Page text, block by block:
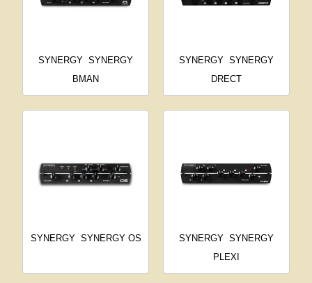
SYNERGY SYNERGY
BMAN
SYNERGY SYNERGY
DRECT
SYNERGY SYNERGY OS SYNERGY SYNERGY
PLEXI